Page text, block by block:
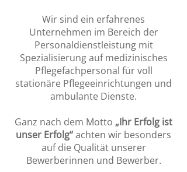
Wir sind ein erfahrenes
Unternehmen im Bereich der
Personaldienstleistung mit
Spezialisierung auf medizinisches
Pflegefachpersonal für voll
stationäre Pflegeeinrichtungen und
ambulante Dienste.
Ganz nach dem Motto „Ihr Erfolg ist
unser Erfolg“achten wir besonders
auf die Qualität unserer
Bewerberinnen und Bewerber.